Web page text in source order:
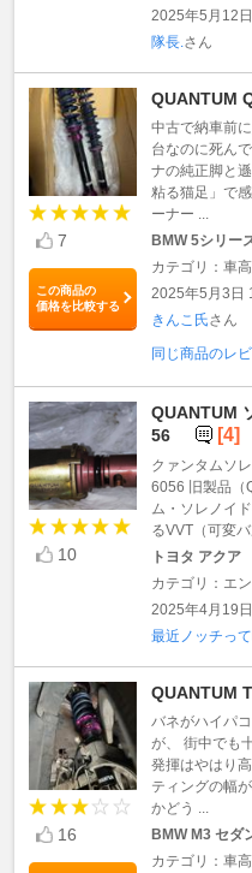
2025年5月12
隊長. さん
7
この商品の
価格を比較する
QUANTUM
中古で納車前
台なのに死ん
ナの純正脚と
粘る猫足」で
ーナー ...
BMW 5シリー
カテゴリ：車
2025年5月3日
きんこ氏さん
同じ商品のレ
10
QUANTUM
56
[4]
クァンタムソ
6056 旧製品（
ム・ソレノイ
るVVT（可変バ
トヨタ アクア
カテゴリ：エ
2025年4月19
最近ノッチっ
16
QUANTUM
バネがハイパ
が、 街中でも
発揮はやはり
ティングの幅
かどう ...
BMW M3 セダ
カテゴリ：車